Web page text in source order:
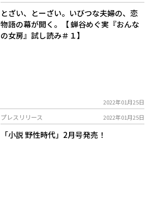
とざい、とーざい。――いびつな夫婦の、恋
物語の幕が開く。【 蝉谷めぐ実『おんな
の女房』試し読み＃１】
2022年01月25日
プレスリリース 2022年01月25日
「小説 野性時代」2月号発売！